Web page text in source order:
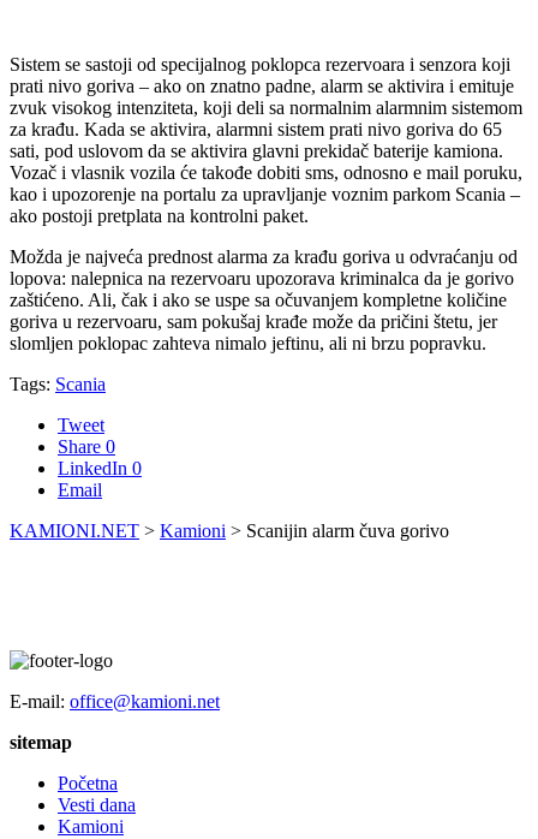
Sistem se sastoji od specijalnog poklopca rezervoara i senzora koji
prati nivo goriva – ako on znatno padne, alarm se aktivira i emituje
zvuk visokog intenziteta, koji deli sa normalnim alarmnim sistemom
za krađu. Kada se aktivira, alarmni sistem prati nivo goriva do 65
sati, pod uslovom da se aktivira glavni prekidač baterije kamiona.
Vozač i vlasnik vozila će takođe dobiti sms, odnosno e mail poruku,
kao i upozorenje na portalu za upravljanje voznim parkom Scania –
ako postoji pretplata na kontrolni paket.
Možda je najveća prednost alarma za krađu goriva u odvraćanju od
lopova: nalepnica na rezervoaru upozorava kriminalca da je gorivo
zaštićeno. Ali, čak i ako se uspe sa očuvanjem kompletne količine
goriva u rezervoaru, sam pokušaj krađe može da pričini štetu, jer
slomljen poklopac zahteva nimalo jeftinu, ali ni brzu popravku.
Tags: Scania
Tweet
Share 0
LinkedIn 0
Email
KAMIONI.NET > Kamioni > Scanijin alarm čuva gorivo
E-mail: office@kamioni.net
sitemap
Početna
Vesti dana
Kamioni